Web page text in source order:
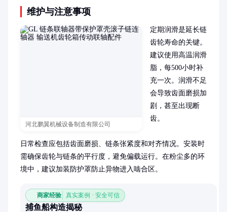
维护与注意事项
河北鹏翼机械设备制造有限公司
定期润滑是延长链
齿轮寿命的关键。
建议使用高温润滑
脂，每500小时补
充一次。润滑不足
会导致齿面磨损加
剧，甚至出现断
齿。
日常检查应包括齿面磨损、链条张紧度和对齐情况。安装时
需确保齿轮与链条的平行度，避免偏载运行。在粉尘多的环
境中，建议加装防护罩防止异物进入啮合区。
商家经验 真实案例 · 安全可信
捕鱼船构造揭秘